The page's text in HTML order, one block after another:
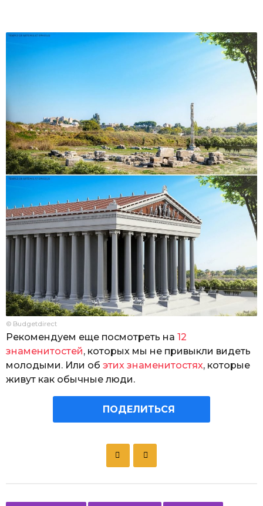
© Budgetdirect
Рекомендуем еще посмотреть на 12
знаменитостей, которых мы не привыкли видеть
молодыми. Или об этих знаменитостях, которые
живут как обычные люди.
ПОДЕЛИТЬСЯ